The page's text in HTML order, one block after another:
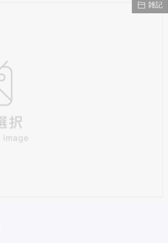
雑記